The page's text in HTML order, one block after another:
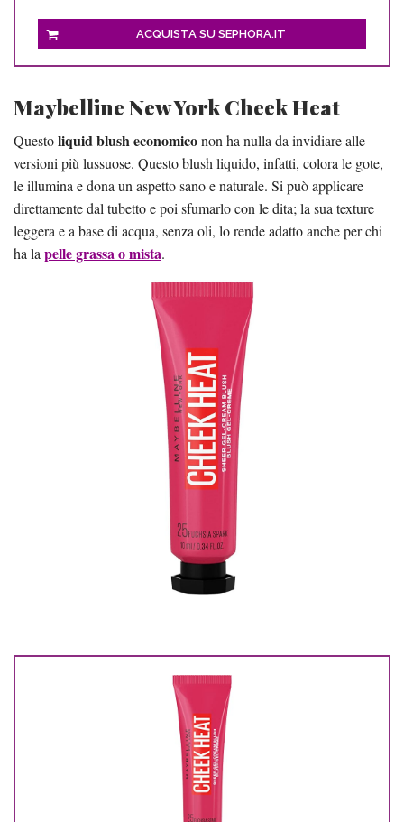
ACQUISTA SU SEPHORA.IT
Maybelline New York Cheek Heat
Questoliquid blush economiconon ha nulla da invidiare alle
versioni più lussuose. Questo blush liquido, infatti, colora le gote,
le illumina e dona un aspetto sano e naturale. Si può applicare
direttamente dal tubetto e poi sfumarlo con le dita; la sua texture
leggera e a base di acqua, senza oli, lo rende adatto anche per chi
ha la pelle grassa o mista.